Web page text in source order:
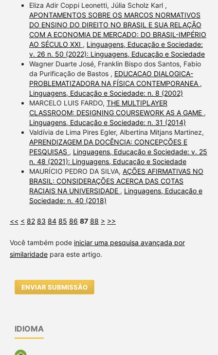
Eliza Adir Coppi Leonetti, Júlia Scholz Karl ,
APONTAMENTOS SOBRE OS MARCOS NORMATIVOS
DO ENSINO DO DIREITO NO BRASIL E SUA RELAÇÃO
COM A ECONOMIA DE MERCADO: DO BRASIL-IMPÉRIO
AO SÉCULO XXI , Linguagens, Educação e Sociedade:
v. 26 n. 50 (2022): Linguagens, Educação e Sociedade
Wagner Duarte José, Franklin Bispo dos Santos, Fabio
da Purificação de Bastos , EDUCACAO DIALOGICA-
PROBLEMATIZADORA NA FÍSICA CONTEMPORANEA ,
Linguagens, Educação e Sociedade: n. 8 (2002)
MARCELO LUIS FARDO, THE MULTIPLAYER
CLASSROOM: DESIGNING COURSEWORK AS A GAME ,
Linguagens, Educação e Sociedade: n. 31 (2014)
Valdívia de Lima Pires Egler, Albertina Mitjans Martinez,
APRENDIZAGEM DA DOCÊNCIA: CONCEPÇÕES E
PESQUISAS , Linguagens, Educação e Sociedade: v. 25
n. 48 (2021): Linguagens, Educação e Sociedade
MAURÍCIO PEDRO DA SILVA, AÇÕES AFIRMATIVAS NO
BRASIL: CONSIDERAÇÕES ACERCA DAS COTAS
RACIAIS NA UNIVERSIDADE , Linguagens, Educação e
Sociedade: n. 40 (2018)
<< < 82 83 84 85 86 87 88 > >>
Você também pode iniciar uma pesquisa avançada por
similaridadepara este artigo.
ENVIAR SUBMISSÃO
IDIOMA